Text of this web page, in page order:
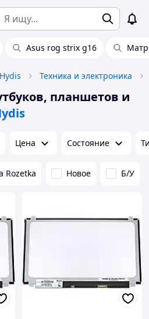
Asus rog strix g16
Техника и электроника
планшетов и
Цена Состояние
Rozetka Новое Б/У